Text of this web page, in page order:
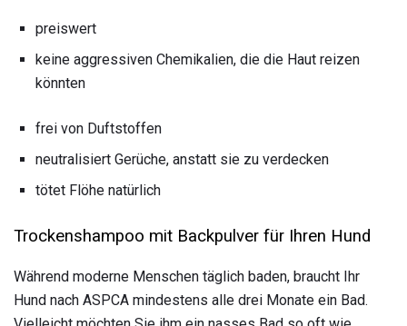
preiswert
keine aggressiven Chemikalien, die die Haut reizen
könnten
frei von Duftstoffen
neutralisiert Gerüche, anstatt sie zu verdecken
tötet Flöhe natürlich
Trockenshampoo mit Backpulver für Ihren Hund
Während moderne Menschen täglich baden, braucht Ihr
Hund nach ASPCA mindestens alle drei Monate ein Bad.